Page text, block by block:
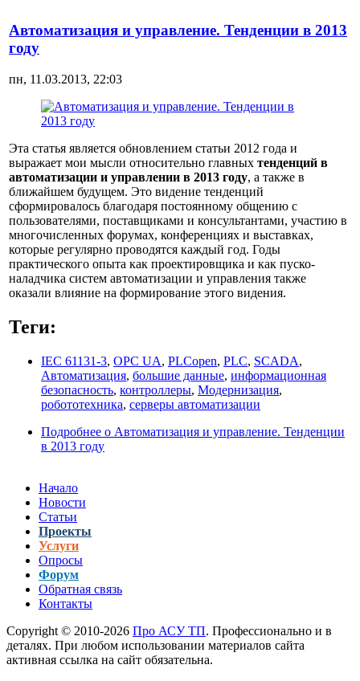
Автоматизация и управление. Тенденции в 2013
году
пн, 11.03.2013, 22:03
Эта статья является обновлением статьи 2012 года и
выражает мои мысли относительно главных тенденций в
автоматизации и управлении в 2013 году, а также в
ближайшем будущем. Это видение тенденций
сформировалось благодаря постоянному общению с
пользователями, поставщиками и консультантами, участию в
многочисленных форумах, конференциях и выставках,
которые регулярно проводятся каждый год. Годы
практического опыта как проектировщика и как пуско-
наладчика систем автоматизации и управления также
оказали влияние на формирование этого видения.
Теги:
IEC 61131-3, OPC UA, PLCopen, PLC, SCADA,
Aвтоматизация, большие данные, информационная
безопасность, контроллеры, Модернизация,
робототехника, серверы автоматизации
Подробнее о Автоматизация и управление. Тенденции
в 2013 году
Начало
Новости
Статьи
Проекты
Услуги
Опросы
Форум
Обратная связь
Контакты
Copyright © 2010-2026 Про АСУ ТП. Профессионально и в
деталях. При любом использовании материалов сайта
активная ссылка на сайт обязательна.